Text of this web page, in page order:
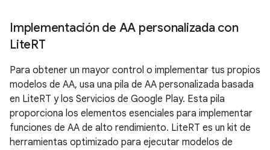
Implementación de AA personalizada con
LiteRT
Para obtener un mayor control o implementar tus propios
modelos de AA, usa una pila de AA personalizada basada
en LiteRT y los Servicios de Google Play. Esta pila
proporciona los elementos esenciales para implementar
funciones de AA de alto rendimiento. LiteRT es un kit de
herramientas optimizado para ejecutar modelos de